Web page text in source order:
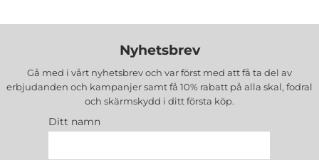
Nyhetsbrev
Gå med i vårt nyhetsbrev och var först med att få ta del av
erbjudanden och kampanjer samt få 10% rabatt på alla skal, fodral
och skärmskydd i ditt första köp.
Ditt namn